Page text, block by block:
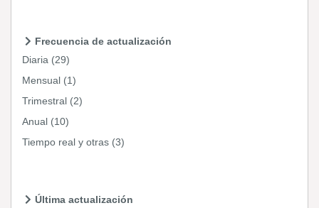
Frecuencia de actualización
Diaria (29)
Mensual (1)
Trimestral (2)
Anual (10)
Tiempo real y otras (3)
Última actualización